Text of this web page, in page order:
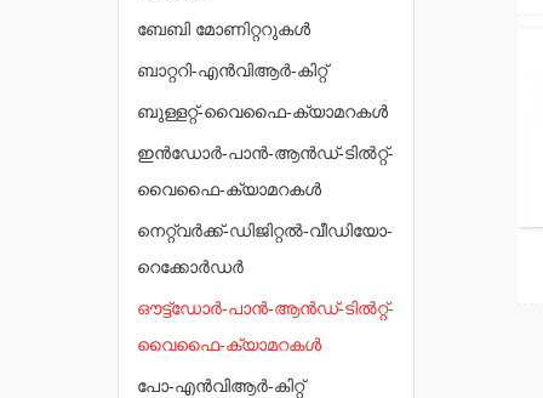
ബേബി മോണിറ്ററുകൾ
ബാറ്ററി-എൻവിആർ-കിറ്റ്
ബുള്ളറ്റ്-വൈഫൈ-ക്യാമറകൾ
ഇൻഡോർ-പാൻ-ആൻഡ്-ടിൽറ്റ്-
വൈഫൈ-ക്യാമറകൾ
നെറ്റ്‌വർക്ക്-ഡിജിറ്റൽ-വീഡിയോ-
റെക്കോർഡർ
ഔട്ട്ഡോർ-പാൻ-ആൻഡ്-ടിൽറ്റ്-
വൈഫൈ-ക്യാമറകൾ
പോ-എൻവിആർ-കിറ്റ്